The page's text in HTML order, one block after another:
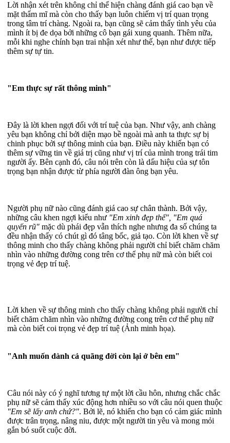
Lời nhận xét trên không chỉ thể hiện chàng đánh giá cao bạn về
mặt thẩm mĩ mà còn cho thấy bạn luôn chiếm vị trí quan trọng
trong tâm trí chàng. Ngoài ra, bạn cũng sẽ cảm thấy tình yêu của
mình ít bị đe dọa bởi những cô bạn gái xung quanh. Thêm nữa,
mỗi khi nghe chính bạn trai nhận xét như thế, bạn như được tiếp
thêm sự tự tin.
"Em thực sự rất thông minh"
Đây là lời khen ngợi đối với trí tuệ của bạn. Như vậy, anh chàng
yêu bạn không chỉ bởi diện mạo bề ngoài mà anh ta thực sự bị
chinh phục bởi sự thông minh của bạn. Điều này khiến bạn có
thêm sự vững tin về giá trị cũng như vị trí của mình trong trái tim
người ấy. Bên cạnh đó, câu nói trên còn là dấu hiệu của sự tôn
trọng bạn nhận được từ phía người đàn ông bạn yêu.
Người phụ nữ nào cũng đánh giá cao sự chân thành. Bởi vậy,
những câu khen ngợi kiểu như "Em xinh đẹp thế", "Em quá
quyến rũ" mặc dù phái đẹp vẫn thích nghe nhưng đa số chúng ta
đều nhận thấy có chút gì đó tâng bốc, giả tạo. Còn lời khen về sự
thông minh cho thấy chàng không phải người chỉ biết chăm chăm
nhìn vào những đường cong trên cơ thể phụ nữ mà còn biết coi
trọng vẻ đẹp trí tuệ.
Lời khen về sự thông minh cho thấy chàng không phải người chỉ
biết chăm chăm nhìn vào những đường cong trên cơ thể phụ nữ
mà còn biết coi trọng vẻ đẹp trí tuệ (Ảnh minh họa).
"Anh muốn dành cả quãng đời còn lại ở bên em"
Câu nói này có ý nghĩ tương tự một lời cầu hôn, nhưng chắc chắc
phụ nữ sẽ cảm thấy xúc động hơn nhiều so với câu nói quen thuộc
"Em sẽ lấy anh chứ?". Bởi lẽ, nó khiến cho bạn có cảm giác mình
được trân trọng, nâng niu, được một người tin yêu và mong mỏi
gắn bó suốt cuộc đời.